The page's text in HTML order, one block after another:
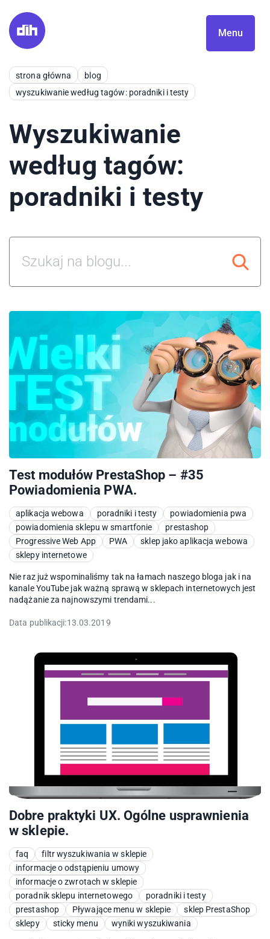
Menu
strona główna
blog
wyszukiwanie według tagów: poradniki i testy
Wyszukiwanie
według tagów:
poradniki i testy
Test modułów PrestaShop – #35
Powiadomienia PWA.
aplikacja webowa poradniki i testy
powiadomienia pwa
powiadomienia sklepu w smartfonie
prestashop
Progressive Web App
PWA
sklep jako aplikacja webowa
sklepy internetowe
Nie raz już wspominaliśmy tak na łamach naszego bloga jak i na
kanale YouTube jak ważną sprawą w sklepach internetowych jest
nadążanie za najnowszymi trendami...
Data publikacji:13.03.2019
Dobre praktyki UX. Ogólne usprawnienia
w sklepie.
faq
filtr wyszukiwania w sklepie
informacje o odstąpieniu umowy
informacje o zwrotach w sklepie
poradnik sklepu internetowego
poradniki i testy
prestashop
Pływające menu w sklepie
sklep PrestaShop
sklepy
sticky menu wyniki wyszukiwania